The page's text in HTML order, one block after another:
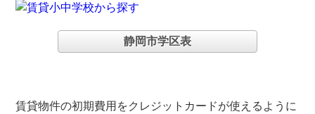
静岡市学区表
賃貸物件の初期費用をクレジットカードが使えるように